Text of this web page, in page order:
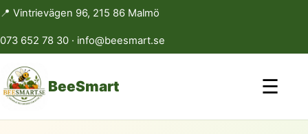
📍 Vintrievägen 96, 215 86 Malmö
073 652 78 30 · info@beesmart.se
BeeSmart ☰